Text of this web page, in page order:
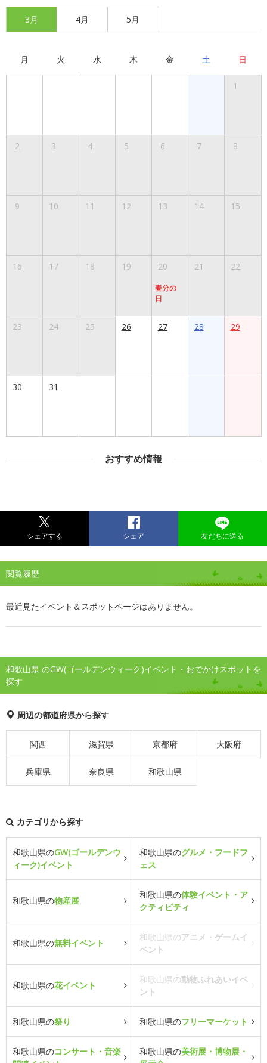
3月 4月 5月
月 火 水 木 金 土 日
1
2 3 4 5 6 7 8
9 10 11 12 13 14 15
16 17 18 19 20
春分の
日
21 22
23 24 25 26 27 28 29
30 31
おすすめ情報
シェアする シェア 友だちに送る
閲覧履歴
最近見たイベント＆スポットページはありません。
和歌山県 のGW(ゴールデンウィーク)イベント・おでかけスポットを
探す
周辺の都道府県から探す
関西 滋賀県 京都府 大阪府
兵庫県 奈良県 和歌山県
カテゴリから探す
和歌山県のGW(ゴールデンウ
ィーク)イベント
和歌山県のグルメ・フードフ
ェス
和歌山県の物産展
和歌山県の体験イベント・ア
クティビティ
和歌山県の無料イベント
和歌山県のアニメ・ゲームイ
ベント
和歌山県の花イベント
和歌山県の動物ふれあいイベ
ント
和歌山県の祭り 和歌山県のフリーマーケット
和歌山県のコンサート・音楽
和歌山県の美術展・博物展・